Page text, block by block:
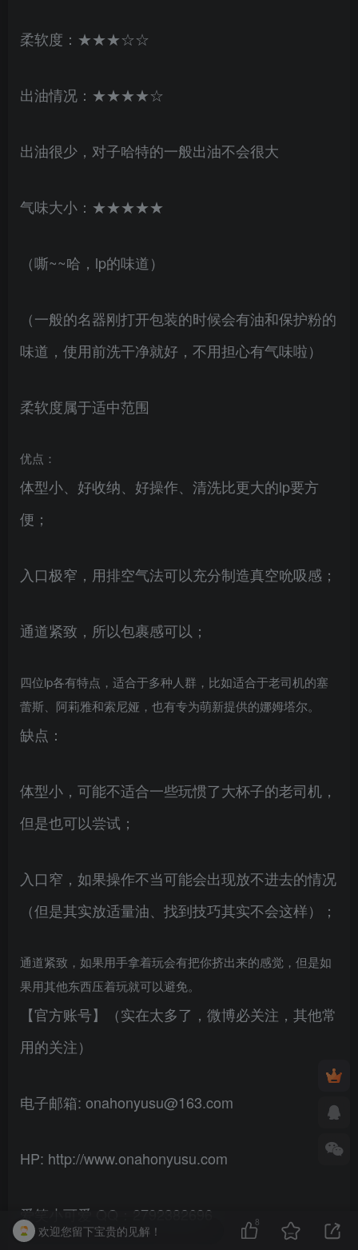
柔软度：★★★☆☆
出油情况：★★★★☆
出油很少，对子哈特的一般出油不会很大
气味大小：★★★★★
（嘶~~哈，lp的味道）
（一般的名器刚打开包装的时候会有油和保护粉的
味道，使用前洗干净就好，不用担心有气味啦）
柔软度属于适中范围
优点：
体型小、好收纳、好操作、清洗比更大的lp要方
便；
入口极窄，用排空气法可以充分制造真空吮吸感；
通道紧致，所以包裹感可以；
四位lp各有特点，适合于多种人群，比如适合于老司机的塞
蕾斯、阿莉雅和索尼娅，也有专为萌新提供的娜姆塔尔。
缺点：
体型小，可能不适合一些玩惯了大杯子的老司机，
但是也可以尝试；
入口窄，如果操作不当可能会出现放不进去的情况
（但是其实放适量油、找到技巧其实不会这样）；
通道紧致，如果用手拿着玩会有把你挤出来的感觉，但是如
果用其他东西压着玩就可以避免。
【官方账号】（实在太多了，微博必关注，其他常
用的关注）
电子邮箱: onahonyusu@163.com
HP: http://www.onahonyusu.com
爱笑小可爱 QQ：2792382696
欢迎您留下宝贵的见解！
8